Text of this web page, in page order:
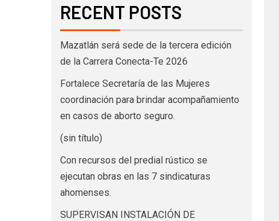
RECENT POSTS
Mazatlán será sede de la tercera edición
de la Carrera Conecta-Te 2026
Fortalece Secretaría de las Mujeres
coordinación para brindar acompañamiento
en casos de aborto seguro.
(sin título)
Con recursos del predial rústico se
ejecutan obras en las 7 sindicaturas
ahomenses.
SUPERVISAN INSTALACIÓN DE